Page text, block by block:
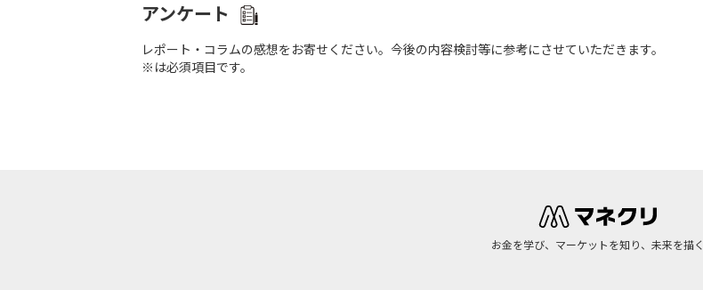
アンケート
レポート・コラムの感想をお寄せください。今後の内容検討等に参考にさせていただきます。
※は必須項目です。
お金を学び、マーケットを知り、未来を描く